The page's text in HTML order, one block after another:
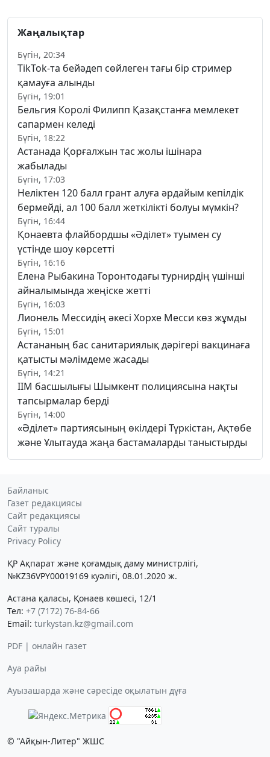
Жаңалықтар
Бүгін, 20:34
TikTok-та бейәдеп сөйлеген тағы бір стример
қамауға алынды
Бүгін, 19:01
Бельгия Королі Филипп Қазақстанға мемлекет
сапармен келеді
Бүгін, 18:22
Астанада Қорғалжын тас жолы ішінара
жабылады
Бүгін, 17:03
Неліктен 120 балл грант алуға әрдайым кепілдік
бермейді, ал 100 балл жеткілікті болуы мүмкін?
Бүгін, 16:44
Қонаевта флайбордшы «Әділет» туымен су
үстінде шоу көрсетті
Бүгін, 16:16
Елена Рыбакина Торонтодағы турнирдің үшінші
айналымында жеңіске жетті
Бүгін, 16:03
Лионель Мессидің әкесі Хорхе Месси көз жұмды
Бүгін, 15:01
Астананың бас санитариялық дәрігері вакцинаға
қатысты мәлімдеме жасады
Бүгін, 14:21
ІІМ басшылығы Шымкент полициясына нақты
тапсырмалар берді
Бүгін, 14:00
«Әділет» партиясының өкілдері Түркістан, Ақтөбе
және Ұлытауда жаңа бастамаларды таныстырды
Байланыс
Газет редакциясы
Сайт редакциясы
Сайт туралы
Privacy Policy
ҚР Ақпарат және қоғамдық даму министрлігі,
№KZ36VPY00019169 куәлігі, 08.01.2020 ж.
Астана қаласы, Қонаев көшесі, 12/1
Тел: +7 (7172) 76-84-66
Email: turkystan.kz@gmail.com
PDF | онлайн газет
Ауа райы
Ауызашарда және сәресіде оқылатын дұға
© "Айқын-Литер" ЖШС